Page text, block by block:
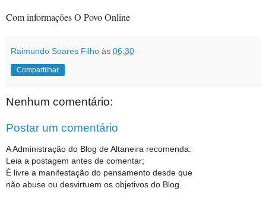
Com informações O Povo Online
Raimundo Soares Filho às 06:30
Compartilhar
Nenhum comentário:
Postar um comentário
A Administração do Blog de Altaneira recomenda:
Leia a postagem antes de comentar;
É livre a manifestação do pensamento desde que
não abuse ou desvirtuem os objetivos do Blog.